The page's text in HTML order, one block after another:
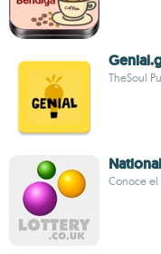
TheSoul
Conoce el